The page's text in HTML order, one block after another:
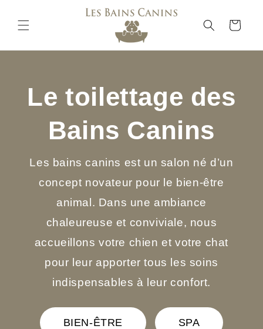
au
contenu
Panier
Le toilettage des
Bains Canins
Les bains canins est un salon né d’un
concept novateur pour le bien-être
animal. Dans une ambiance
chaleureuse et conviviale, nous
accueillons votre chien et votre chat
pour leur apporter tous les soins
indispensables à leur confort.
BIEN-ÊTRE SPA